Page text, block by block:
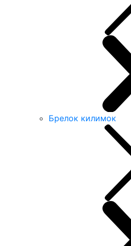
Брелок килимок